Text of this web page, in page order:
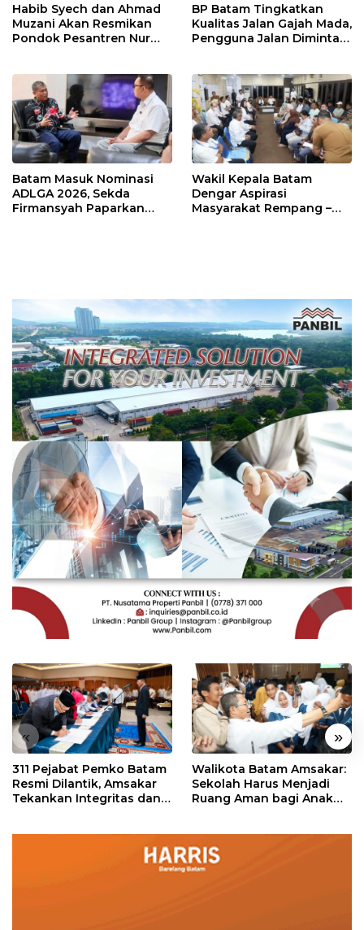
Habib Syech dan Ahmad
Muzani Akan Resmikan
Pondok Pesantren Nur
BP Batam Tingkatkan
Kualitas Jalan Gajah Mada,
Pengguna Jalan Diminta
Batam Masuk Nominasi
ADLGA 2026, Sekda
Firmansyah Paparkan
Wakil Kepala Batam
Dengar Aspirasi
Masyarakat Rempang –
« »
311 Pejabat Pemko Batam
Resmi Dilantik, Amsakar
Tekankan Integritas dan
Walikota Batam Amsakar:
Sekolah Harus Menjadi
Ruang Aman bagi Anak